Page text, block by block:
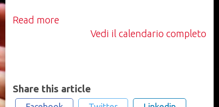
Read more
Vedi il calendario completo
Share this article